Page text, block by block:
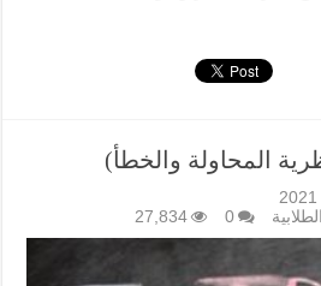
المحاولة والخطأ)
0
27,834